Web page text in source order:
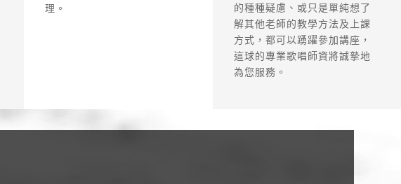
理。
的種種疑慮、或只是單純想了
解其他老師的教學方法及上課
方式，都可以踴躍參加講座，
這球的專業歌唱師資將誠摯地
為您服務。